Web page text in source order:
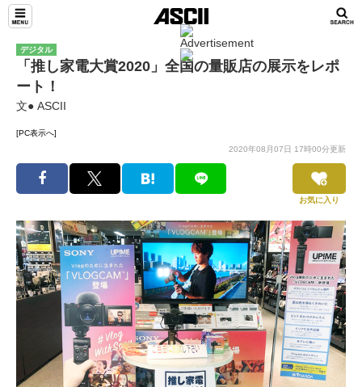
デジタル
「推し家電大賞2020」全国の量販店の展示をレポ
ート！
文● ASCII
[PC表示へ]
2020年08月07日 17時00分更新
お気に入り